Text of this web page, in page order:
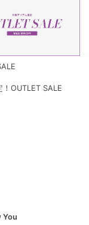
！OUTLET SALE
You